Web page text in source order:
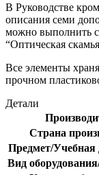
В Руководстве
описания семи
можно выполнить с
“Оптическая
Все элементы
прочном
Детали
Страна
Предмет/Учебная
Вид